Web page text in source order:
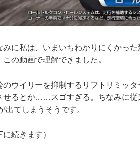
みに私は、いまいちわかりにくかっ
この動画で理解できました。
のウイリーを抑制するリフトリミッ
せるとか……スゴすぎる。ちなみに従
出てしまうそうです。
に続きます）